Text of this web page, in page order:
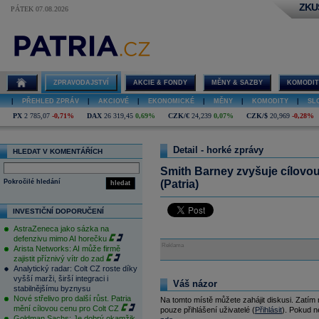
PÁTEK 07.08.2026
ZPRAVODAJSTVÍ AKCIE & FONDY MĚNY & SAZBY
PŘEHLED ZPRÁV AKCIOVÉ EKONOMICKÉ MĚNY KOMODITY
PX 2 785,07 -0,71% DAX 26 319,45 0,69% CZK/€ 24,239 0,07% CZK/$ 20,969 -0,28%
HLEDAT V KOMENTÁŘÍCH
hledat
Pokročilé hledání
INVESTIČNÍ DOPORUČENÍ
AstraZeneca jako sázka na
defenzivu mimo AI horečku
Arista Networks: AI může firmě
zajistit příznivý vítr do zad
Analytický radar: Colt CZ roste díky
vyšší marži, širší integraci i
stabilnějšímu byznysu
Nové střelivo pro další růst. Patria
mění cílovou cenu pro Colt CZ
Detail - horké zprávy
Smith Barney zvyšuje
(Patria)
Reklama
Váš názor
Na tomto místě můžete zahájit diskusi.
pouze přihlášení uživatelé (Přihlásit). Pokud